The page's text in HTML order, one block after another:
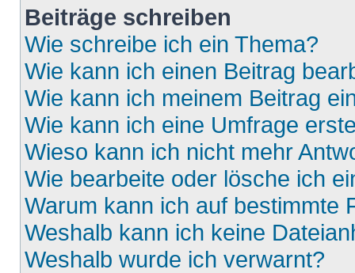
Beiträge schreiben
Wie schreibe ich ein Thema?
Wie kann ich einen Beitrag
Wie kann ich meinem Beitrag
Wie kann ich eine Umfrage
Wieso kann ich nicht mehr
Wie bearbeite oder lösche ich
Warum kann ich auf bestimmte
Weshalb kann ich keine
Weshalb wurde ich verwarnt?